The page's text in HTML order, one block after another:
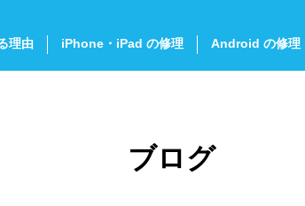
理由 iPhone・iPad の修理 Android の修理
ブログ